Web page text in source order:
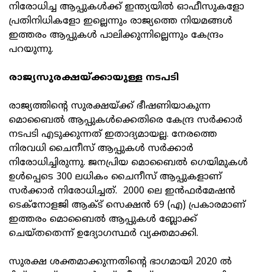
നിരോധിച്ച ആപ്പുകള്‍ക്ക് ഇന്ത്യയില്‍ ഓഫീസുകളോ
പ്രതിനിധികളോ ഇല്ലെന്നും രാജ്യത്തെ നിയമങ്ങള്‍
ഇത്തരം ആപ്പുകള്‍ പാലിക്കുന്നില്ലെന്നും കേന്ദ്രം
പറയുന്നു.
രാജ്യസുരക്ഷയ്ക്കായുള്ള നടപടി
രാജ്യത്തിന്റെ സുരക്ഷയ്ക്ക് ഭീഷണിയാകുന്ന
മൊബൈല്‍ ആപ്പുകള്‍ക്കെതിരെ കേന്ദ്ര സര്‍ക്കാര്‍
നടപടി എടുക്കുന്നത് ഇതാദ്യമായല്ല. നേരത്തെ
നിരവധി ചൈനീസ് ആപ്പുകള്‍ സര്‍ക്കാര്‍
നിരോധിച്ചിരുന്നു. ജനപ്രിയ മൊബൈല്‍ ഗെയിമുകള്‍
ഉള്‍പ്പെടെ 300 ലധികം ചൈനീസ് ആപ്പുകളാണ്
സര്‍ക്കാര്‍ നിരോധിച്ചത്. 2000 ലെ ഇന്‍ഫര്‍മേഷന്‍
ടെക്‌നോളജി ആക്ട് സെക്ഷന്‍ 69 (എ) പ്രകാരമാണ്
ഇത്തരം മൊബൈല്‍ ആപ്പുകള്‍ ബ്ലോക്ക്
ചെയ്തതെന്ന് ഉദ്യോഗസ്ഥര്‍ വ്യക്തമാക്കി.
സുരക്ഷ ശക്തമാക്കുന്നതിന്റെ ഭാഗമായി 2020 ല്‍